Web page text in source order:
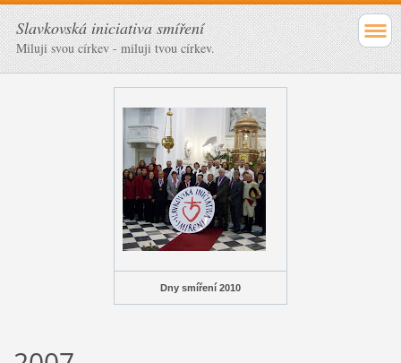
Slavkovská iniciativa smíření
Miluji svou církev - miluji tvou církev.
Dny smíření 2010